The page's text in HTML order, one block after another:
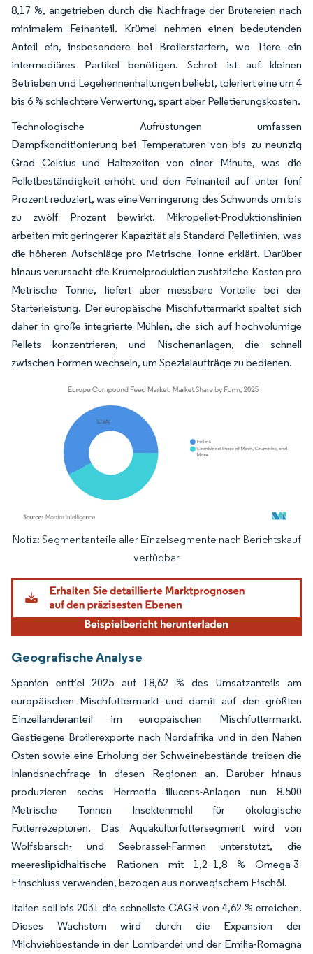
8,17 %, angetrieben durch die Nachfrage der Brütereien nach
minimalem Feinanteil. Krümel nehmen einen bedeutenden
Anteil ein, insbesondere bei Broilerstartern, wo Tiere ein
intermediäres Partikel benötigen. Schrot ist auf kleinen
Betrieben und Legehennenhaltungen beliebt, toleriert eine um 4
bis 6 % schlechtere Verwertung, spart aber Pelletierungskosten.
Technologische Aufrüstungen umfassen
Dampfkonditionierung bei Temperaturen von bis zu neunzig
Grad Celsius und Haltezeiten von einer Minute, was die
Pelletbeständigkeit erhöht und den Feinanteil auf unter fünf
Prozent reduziert, was eine Verringerung des Schwunds um bis
zu zwölf Prozent bewirkt. Mikropellet-Produktionslinien
arbeiten mit geringerer Kapazität als Standard-Pelletlinien, was
die höheren Aufschläge pro Metrische Tonne erklärt. Darüber
hinaus verursacht die Krümelproduktion zusätzliche Kosten pro
Metrische Tonne, liefert aber messbare Vorteile bei der
Starterleistung. Der europäische Mischfuttermarkt spaltet sich
daher in große integrierte Mühlen, die sich auf hochvolumige
Pellets konzentrieren, und Nischenanlagen, die schnell
zwischen Formen wechseln, um Spezialaufträge zu bedienen.
Bild © Mordor Intelligence. Wiederverwendung erfordert Namensnennung gemäß
Notiz: Segmentanteile aller Einzelsegmente nach Berichtskauf
verfügbar
Geografische Analyse
Spanien entfiel 2025 auf 18,62 % des Umsatzanteils am
europäischen Mischfuttermarkt und damit auf den größten
Einzelländeranteil im europäischen Mischfuttermarkt.
Gestiegene Broilerexporte nach Nordafrika und in den Nahen
Osten sowie eine Erholung der Schweinebestände treiben die
Inlandsnachfrage in diesen Regionen an. Darüber hinaus
produzieren sechs Hermetia illucens-Anlagen nun 8.500
Metrische Tonnen Insektenmehl für ökologische
Futterrezepturen. Das Aquakulturfuttersegment wird von
Wolfsbarsch- und Seebrassel-Farmen unterstützt, die
meereslipidhaltische Rationen mit 1,2–1,8 % Omega-3-
Einschluss verwenden, bezogen aus norwegischem Fischöl.
Italien soll bis 2031 die schnellste CAGR von 4,62 % erreichen.
Dieses Wachstum wird durch die Expansion der
Milchviehbestände in der Lombardei und der Emilia-Romagna